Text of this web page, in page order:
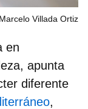
Marcelo Villada Ortiz
en
apunta
diferente
,